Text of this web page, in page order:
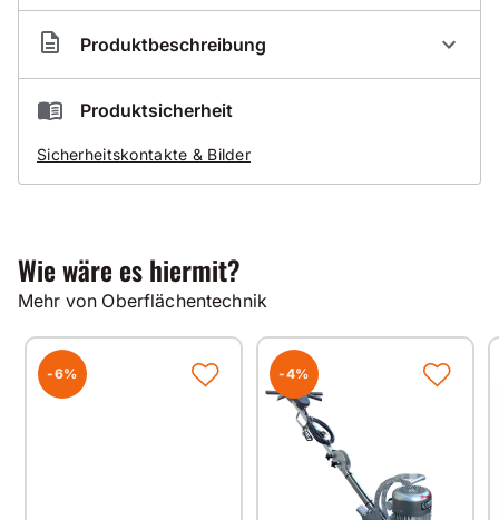
Artikelnummer CO000117
Produktbeschreibung
Preis auf Anfrage!!!!!!
Stahlguss-Schrot S390/460 (F20/16)
Strahlmittel und daher kann kein Preisangebot ohne
detaillierte Angabe der zu strahlenden Oberfläche
gemacht werden.
Produktsicherheit
Sicherheitskontakte & Bilder
Wie wäre es hiermit?
Mehr von Oberflächentechnik
-6% -4%